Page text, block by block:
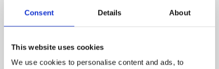
Consent Details About
This website uses cookies
We use cookies to personalise content and ads, to
SOLLICITATIE